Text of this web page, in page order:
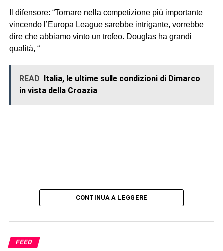
Il difensore: “Tornare nella competizione più importante
vincendo l’Europa League sarebbe intrigante, vorrebbe
dire che abbiamo vinto un trofeo. Douglas ha grandi
qualità, “
READ Italia, le ultime sulle condizioni di Dimarco
in vista della Croazia
CONTINUA A LEGGERE
FEED